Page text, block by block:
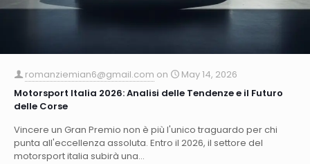
romanziemian6@gmail.com on
May 14, 2026
Motorsport Italia 2026: Analisi delle Tendenze e il Futuro
delle Corse
Vincere un Gran Premio non è più l'unico traguardo per chi
punta all'eccellenza assoluta. Entro il 2026, il settore del
motorsport italia subirà una...